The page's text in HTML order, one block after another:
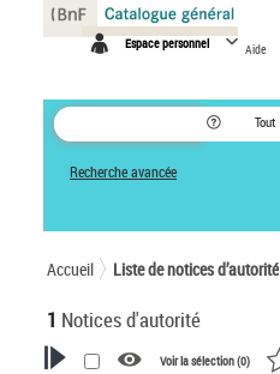
Espace personnel Aide
Tout
Recherche avancée
Accueil Liste de notices d’autorité
1 Notices d'autorité
Voir la sélection (0)
Panneau de gestion des cookies